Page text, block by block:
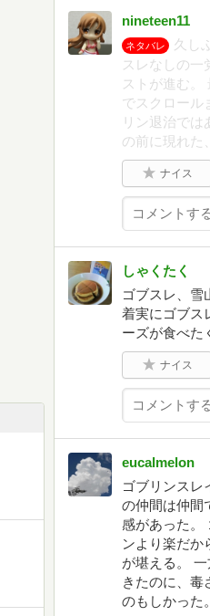
nineteen11
ネタバレ
久し
スレなしの一
ストが進む。
でスクロール
リン退治で
の前に現れた
ナイス
しゃくたく
ゴブスレ、
着実にゴブス
ーズが食べた
ナイス
eucalmelon
ゴブリンスレ
の仲間は仲間
感があった。
ンより楽だ
が堪える。
きたのに、毒
のもしかった。